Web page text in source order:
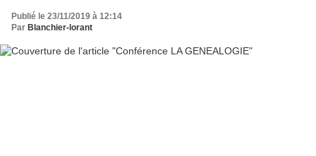
Publié le 23/11/2019 à 12:14
Par Blanchier-lorant